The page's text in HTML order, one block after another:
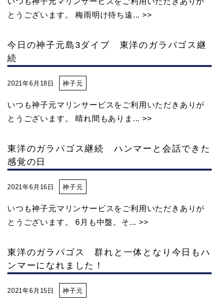
とうございます。 梅雨明け待ち遠... >>
今日の神子元島3ダイブ 東洋のガラパゴス継
続
2021年6月18日 神子元
いつも神子元マリンサービスをご利用いただきありが
とうございます。 晴れ間もありま... >>
東洋のガラパゴス継続 ハンマーと会話できた
感覚の日
2021年6月16日 神子元
いつも神子元マリンサービスをご利用いただきありが
とうございます。 6月も中盤。そ... >>
東洋のガラパゴス 群れと一体となり今日もハ
ンマーになれました！
2021年6月15日 神子元